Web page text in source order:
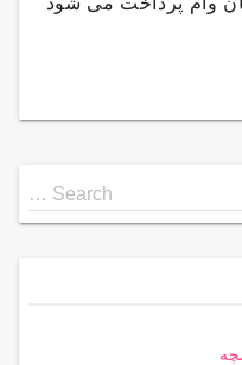
Search …